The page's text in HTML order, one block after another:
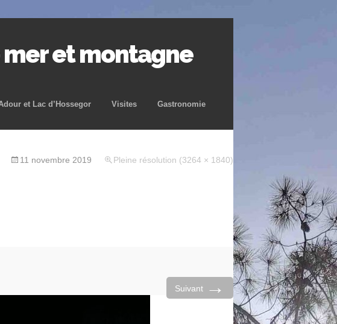
mer et montagne
et Lac d’Hossegor Visites Gastronomie
11 novembre 2019 Pleine résolution (3264 × 1840)
Suivant →